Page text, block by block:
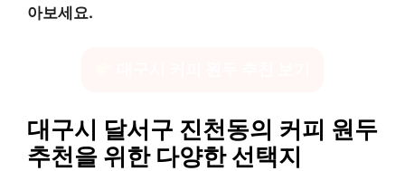
아보세요.
대구시 달서구 진천동의 커피 원두
추천을 위한 다양한 선택지